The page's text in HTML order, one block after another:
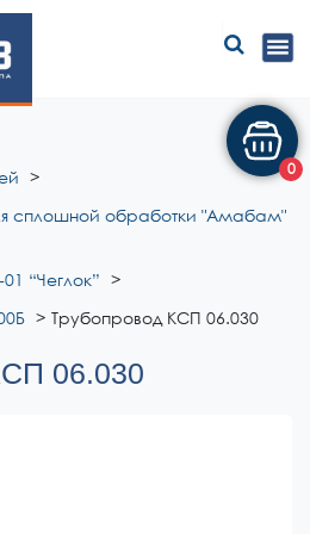
сплошной обработки "Амабам"
“Чеглок”
Трубопровод КСП 06.030
06.030
0